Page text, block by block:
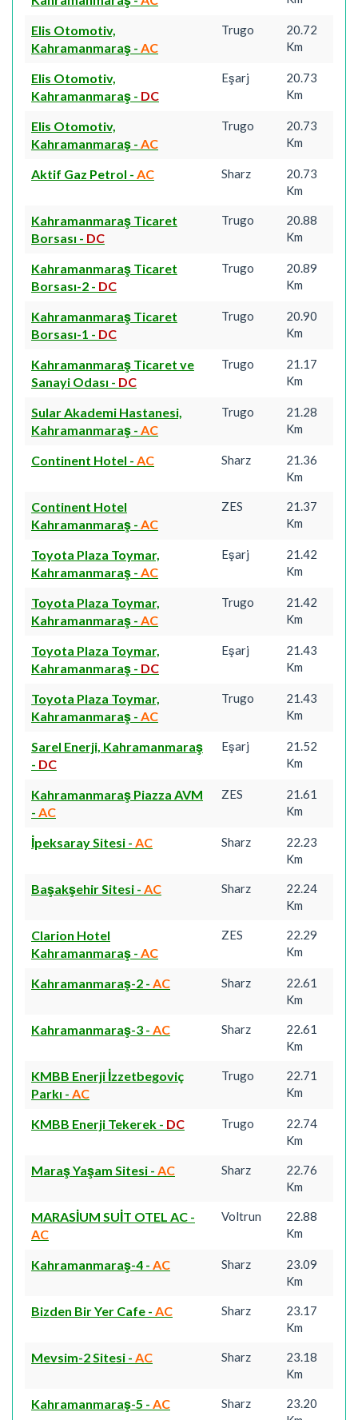
Elis Otomotiv,
Kahramanmaraş - AC
Trugo
20.72
Km
Elis Otomotiv,
Kahramanmaraş - DC
Eşarj
20.73
Km
Elis Otomotiv,
Kahramanmaraş - AC
Trugo
20.73
Km
Aktif Gaz Petrol - AC Sharz
20.73
Km
Kahramanmaraş Ticaret
Borsası - DC
Trugo
20.88
Km
Kahramanmaraş Ticaret
Borsası-2 - DC
Trugo
20.89
Km
Kahramanmaraş Ticaret
Borsası-1 - DC
Trugo
20.90
Km
Kahramanmaraş Ticaret ve
Sanayi Odası - DC
Trugo
21.17
Km
Sular Akademi Hastanesi,
Kahramanmaraş - AC
Trugo
21.28
Km
Continent Hotel - AC Sharz
21.36
Km
Continent Hotel
Kahramanmaraş - AC
ZES
21.37
Km
Toyota Plaza Toymar,
Kahramanmaraş - AC
Eşarj
21.42
Km
Toyota Plaza Toymar,
Kahramanmaraş - AC
Trugo
21.42
Km
Toyota Plaza Toymar,
Kahramanmaraş - DC
Eşarj
21.43
Km
Toyota Plaza Toymar,
Kahramanmaraş - AC
Trugo
21.43
Km
Sarel Enerji, Kahramanmaraş
- DC
Eşarj
21.52
Km
Kahramanmaraş Piazza AVM
- AC
ZES
21.61
Km
İpeksaray Sitesi - AC Sharz
22.23
Km
Başakşehir Sitesi - AC Sharz
22.24
Km
Clarion Hotel
Kahramanmaraş - AC
ZES
22.29
Km
Kahramanmaraş-2 - AC Sharz
22.61
Km
Kahramanmaraş-3 - AC Sharz
22.61
Km
KMBB Enerji İzzetbegoviç
Parkı - AC
Trugo
22.71
Km
KMBB Enerji Tekerek - DC Trugo
22.74
Km
Maraş Yaşam Sitesi - AC Sharz
22.76
Km
MARASİUM SUİT OTEL AC -
AC
Voltrun
22.88
Km
Kahramanmaraş-4 - AC Sharz
23.09
Km
Bizden Bir Yer Cafe - AC Sharz
23.17
Km
Mevsim-2 Sitesi - AC Sharz
23.18
Km
Kahramanmaraş-5 - AC Sharz
23.20